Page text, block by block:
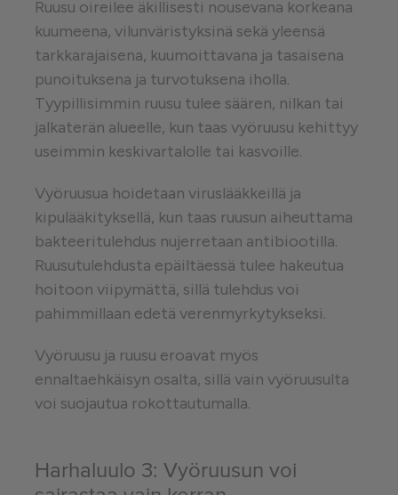
Ruusu oireilee äkillisesti nousevana korkeana
kuumeena, vilunväristyksinä sekä yleensä
tarkkarajaisena, kuumoittavana ja tasaisena
punoituksena ja turvotuksena iholla.
Tyypillisimmin ruusu tulee säären, nilkan tai
jalkaterän alueelle, kun taas vyöruusu kehittyy
useimmin keskivartalolle tai kasvoille.
Vyöruusua hoidetaan viruslääkkeillä ja
kipulääkityksellä, kun taas ruusun aiheuttama
bakteeritulehdus nujerretaan antibiootilla.
Ruusutulehdusta epäiltäessä tulee hakeutua
hoitoon viipymättä, sillä tulehdus voi
pahimmillaan edetä verenmyrkytykseksi.
Vyöruusu ja ruusu eroavat myös
ennaltaehkäisyn osalta, sillä vain vyöruusulta
voi suojautua rokottautumalla.
Harhaluulo 3: Vyöruusun voi